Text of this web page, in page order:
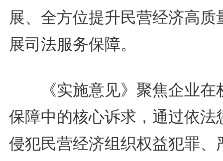
展、全方位提升民营经济高质
展司法服务保障。
《实施意见》聚焦企业在
保障中的核心诉求，通过依法
侵犯民营经济组织权益犯罪、